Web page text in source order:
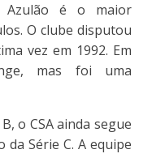
Azulão é o maior
O clube disputou
vez em 1992. Em
mas foi uma
o CSA ainda segue
Série C. A equipe